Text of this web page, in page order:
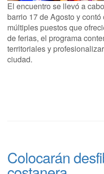
El encuentro se llevó a
barrio 17 de Agosto y
múltiples puestos que
de ferias, el programa
territoriales y
ciudad.
Colocarán